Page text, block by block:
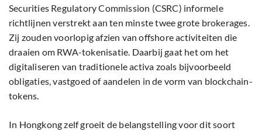
Securities Regulatory Commission (CSRC) informele
richtlijnen verstrekt aan ten minste twee grote brokerages.
Zij zouden voorlopig afzien van offshore activiteiten die
draaien om RWA-tokenisatie. Daarbij gaat het om het
digitaliseren van traditionele activa zoals bijvoorbeeld
obligaties, vastgoed of aandelen in de vorm van blockchain-
tokens.
In Hongkong zelf groeit de belangstelling voor dit soort